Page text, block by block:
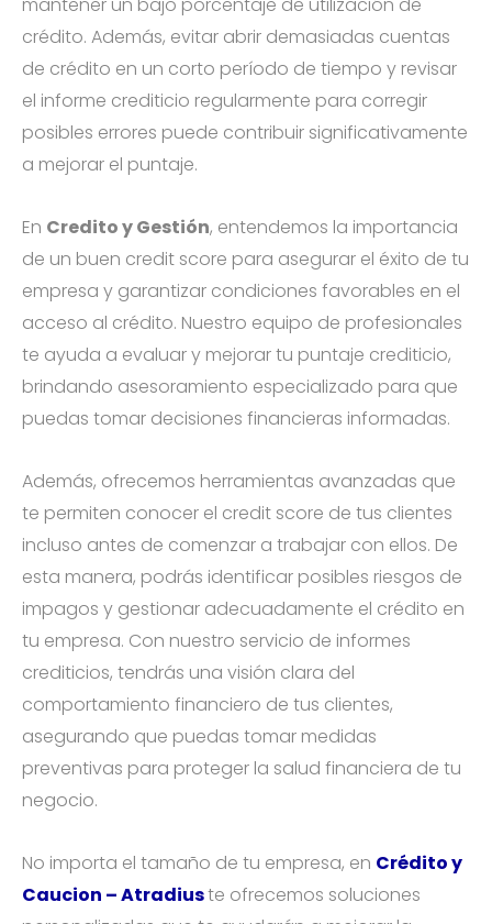
crédito. Además, evitar abrir demasiadas cuentas
de crédito en un corto período de tiempo y revisar
el informe crediticio regularmente para corregir
posibles errores puede contribuir significativamente
a mejorar el puntaje.
En Credito y Gestión, entendemos la importancia
de un buen credit score para asegurar el éxito de tu
empresa y garantizar condiciones favorables en el
acceso al crédito. Nuestro equipo de profesionales
te ayuda a evaluar y mejorar tu puntaje crediticio,
brindando asesoramiento especializado para que
puedas tomar decisiones financieras informadas.
Además, ofrecemos herramientas avanzadas que
te permiten conocer el credit score de tus clientes
incluso antes de comenzar a trabajar con ellos. De
esta manera, podrás identificar posibles riesgos de
impagos y gestionar adecuadamente el crédito en
tu empresa. Con nuestro servicio de informes
crediticios, tendrás una visión clara del
comportamiento financiero de tus clientes,
asegurando que puedas tomar medidas
preventivas para proteger la salud financiera de tu
negocio.
No importa el tamaño de tu empresa, en Crédito y
Caucion – Atradiuste ofrecemos soluciones